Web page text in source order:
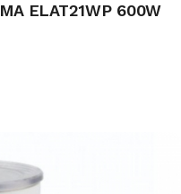
ELAT21WP 600W